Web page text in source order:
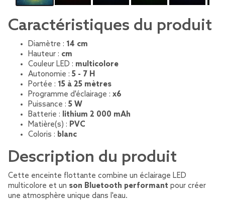
Caractéristiques du produit
Diamètre : 14 cm
Hauteur : cm
Couleur LED : multicolore
Autonomie : 5 - 7 H
Portée : 15 à 25 mètres
Programme d'éclairage : x6
Puissance : 5 W
Batterie : lithium 2 000 mAh
Matière(s) : PVC
Coloris : blanc
Description du produit
Cette enceinte flottante combine un éclairage LED
multicolore et un son Bluetooth performant pour créer
une atmosphère unique dans l'eau.